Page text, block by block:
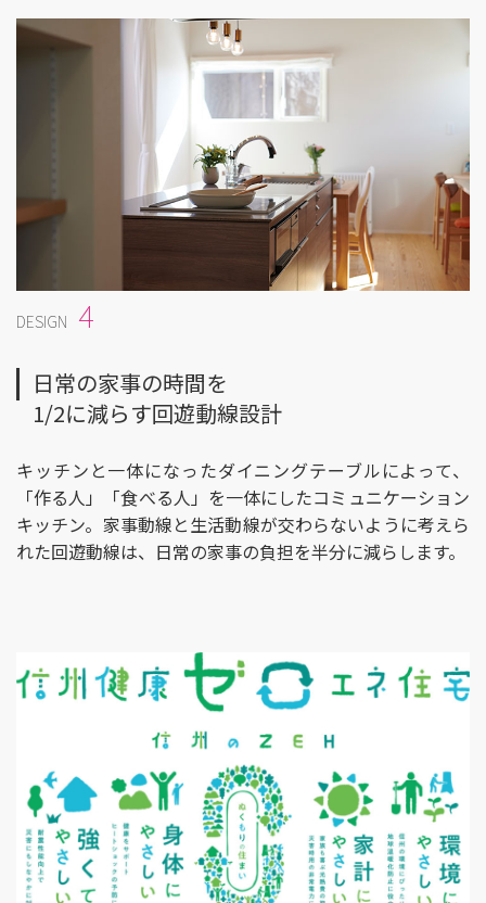
DESIGN 4
日常の家事の時間を
1/2に減らす回遊動線設計
キッチンと一体になったダイニングテーブルによって、
「作る人」「食べる人」を一体にしたコミュニケーション
キッチン。家事動線と生活動線が交わらないように考えら
れた回遊動線は、日常の家事の負担を半分に減らします。